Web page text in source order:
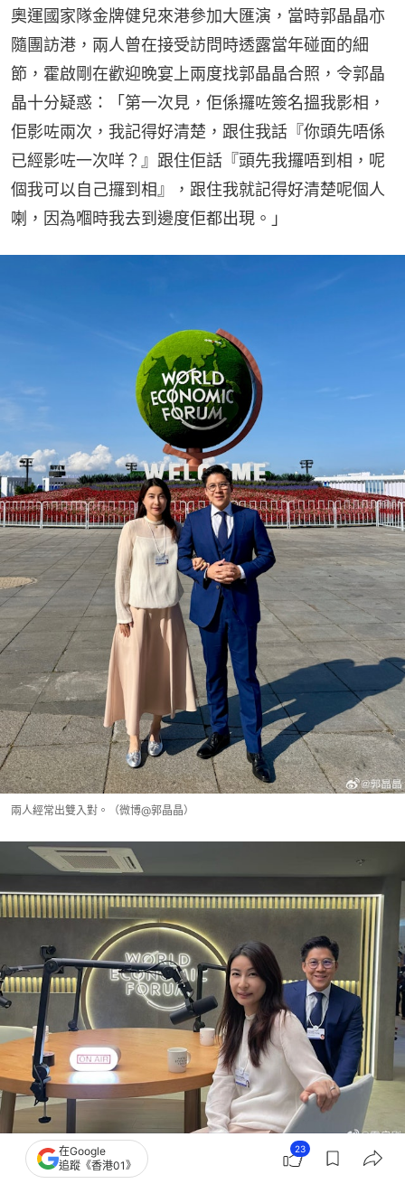
奧運國家隊金牌健兒來港參加大匯演，當時郭晶晶亦
隨團訪港，兩人曾在接受訪問時透露當年碰面的細
節，霍啟剛在歡迎晚宴上兩度找郭晶晶合照，令郭晶
晶十分疑惑：「第一次見，佢係攞咗簽名搵我影相，
佢影咗兩次，我記得好清楚，跟住我話『你頭先唔係
已經影咗一次咩？』跟住佢話『頭先我攞唔到相，呢
個我可以自己攞到相』，跟住我就記得好清楚呢個人
喇，因為嗰時我去到邊度佢都出現。」
兩人經常出雙入對。（微博@郭晶晶）
兩人經常出雙入對。（微博@霍啟剛）
在Google
追蹤《香港01》
23